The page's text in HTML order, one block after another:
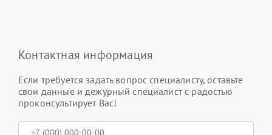
Контактная информация
Если требуется задать вопрос специалисту, оставьте
свои данные и дежурный специалист с радостью
проконсультирует Вас!